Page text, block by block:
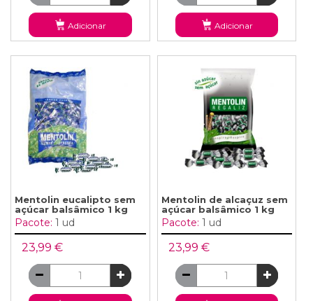
Adicionar Adicionar
Mentolin eucalipto sem
açúcar balsâmico 1 kg
Pacote: 1 ud
23,99 €
Mentolin de alcaçuz sem
açúcar balsâmico 1 kg
Pacote: 1 ud
23,99 €